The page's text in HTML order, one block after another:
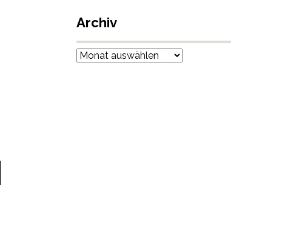
Archiv
Archiv